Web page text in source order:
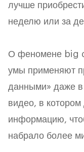
лучше
неделю или за
О феномене big
умы применяют
данными» даже
видео, в котором
информацию,
набрало более